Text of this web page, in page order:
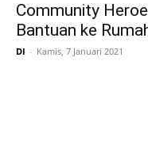
Community
Bantuan ke
DI - Kamis, 7 Januari 2021